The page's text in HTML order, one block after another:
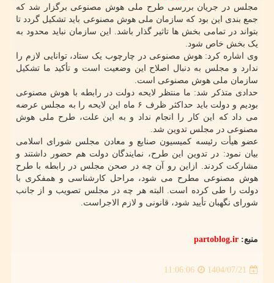
مجلس در جریان بررسی طرح ملی هوش مصنوعی برگزار شد که
جمع بندی این بود که سازمان ملی هوش مصنوعی باید تشکیل گردد تا
بتواند در تمامی بخش ها تاثیر گذار باشد. این سازمان نباید محدود به
یک بخش خاص شود.
وی اشاره کرد: هوش مصنوعی در چارچوب یک ستاد، توانایی لازم را
ندارد و مجلس به دنبال اصلاح این وضعیت است و تأکید ما تشکیل
سازمان ملی هوش مصنوعی است.
حدادی متذکر شد: ما منتظر لایحه دولت در رابطه با هوش مصنوعی
بودیم و دولت باید حداکثر ظرف ۶ ماه این لایحه را به مجلس عرضه
می داد که این کار را انجام نداد و به این علت، طرح ملی هوش
مصنوعی در مجلس تدوین شد.
عضو هیأت رئیسه کمیسیون صنایع و معادن مجلس شورای اسلامی
بیان نمود: در تدوین این طرح، نمایندگان دولت هم حضور داشتند و
مشارکت کردند. ازاین رو آن چه در صحن مجلس در رابطه با طرح
هوش مصنوعی مطرح می شود، مراحل کارشناسی و همفکری با
دولت را طی کرده است. البته هر چه در مجلس تصویب و از جانب
شورای نگهبان تأیید شود، قانونی و لازم الاجراست.
منبع: partoblog.ir
1404/07/21
11:06:06